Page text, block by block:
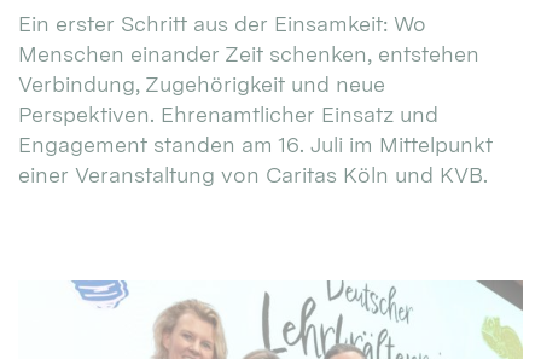
Ein erster Schritt aus der Einsamkeit: Wo
Menschen einander Zeit schenken, entstehen
Verbindung, Zugehörigkeit und neue
Perspektiven. Ehrenamtlicher Einsatz und
Engagement standen am 16. Juli im Mittelpunkt
einer Veranstaltung von Caritas Köln und KVB.